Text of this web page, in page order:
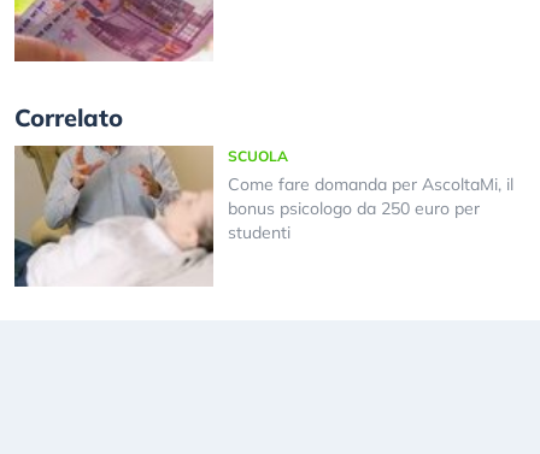
Correlato
SCUOLA
Come fare domanda per AscoltaMi, il
bonus psicologo da 250 euro per
studenti